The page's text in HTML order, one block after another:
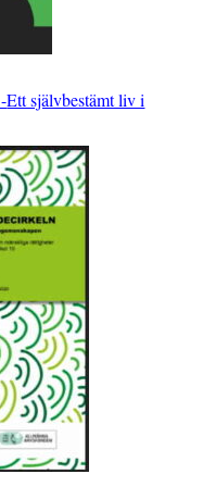
-Ett självbestämt liv i